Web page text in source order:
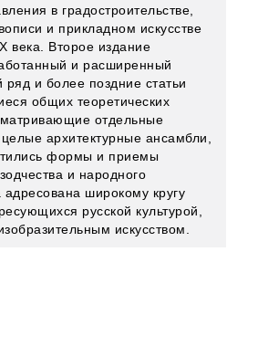
в градостроительстве,
и прикладном искусстве
века. Второе издание
и расширенный
ряд и более поздние статьи
общих теоретических
отдельные
архитектурные ансамбли,
формы и приемы
и народного
адресована широкому кругу
русской культурой,
искусством.